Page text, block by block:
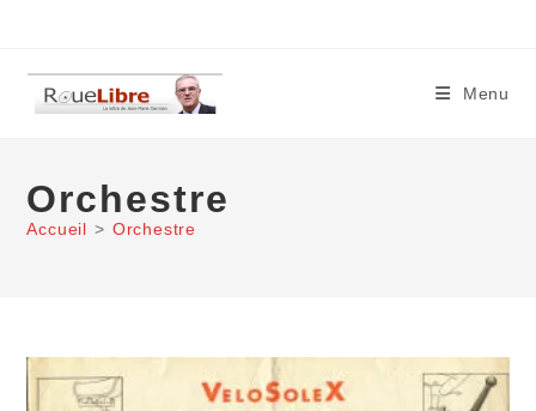
content
Menu
Orchestre
Accueil > Orchestre